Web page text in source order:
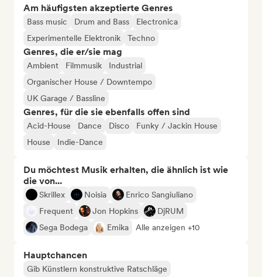
Am häufigsten akzeptierte Genres
Bass music Drum and Bass
Electronica
Experimentelle Elektronik
Techno
Genres, die er/sie mag
Ambient Filmmusik
Industrial
Organischer House / Downtempo
UK Garage / Bassline
Genres, für die sie ebenfalls offen sind
Acid-House Dance Disco
Funky / Jackin House
House
Indie-Dance
Du möchtest Musik erhalten, die ähnlich ist wie
die von...
Skrillex Noisia
Enrico Sangiuliano
Frequent
Jon Hopkins
DjRUM
Sega Bodega
Emika Alle anzeigen +10
Hauptchancen
Gib Künstlern konstruktive Ratschläge